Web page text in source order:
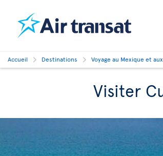
Accueil Destinations Voyage au Mexique et
Visiter